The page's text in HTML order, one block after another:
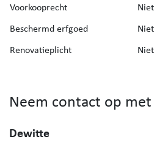
Voorkooprecht
Niet
Beschermd erfgoed
Niet
Renovatieplicht
Niet
Neem contact op met
Dewitte